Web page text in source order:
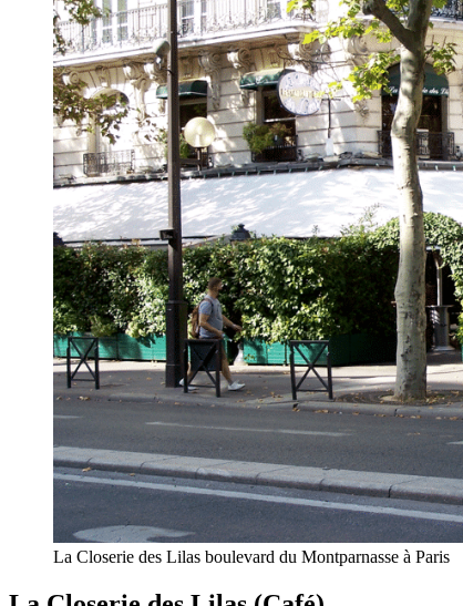
La Closerie des Lilas boulevard du Montparnasse à Paris